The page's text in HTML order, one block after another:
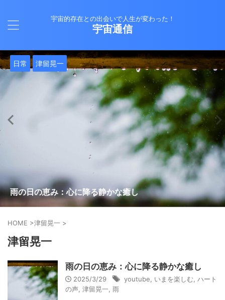
宇宙的存在との出会いで人生が変わった！
宇宙通信
日常 津留晃一
雨の日の恵み：心に降る静かな癒し
バシャール 日常 津留晃一
就職は人生の終着駅じゃない！自分らしい道を見つける方
法
Healy 日常
ヒーリーを買うべきか迷っているあなたへ。実際に使って
みた感想と注意点
バシャール 日常
エネルギーの法則 〜最近どハマりしていました〜
日常
現実を変える
日常
今、ここにいること
Healy 日常 津留晃一
もしかしてだけどHealy（量子波動調整器）のせいなの？
日常
iPad 第10世代買いました
Healy 日常
久し振りにHealy（ヒーリー）量子波動調整器について
日常
大谷さんの通訳、水原さんの解雇に思う
HOME >津留晃一 >
津留晃一
雨の日の恵み：心に降る静かな癒し
2025/3/29 youtube いまを楽しむ ハート
の声 津留晃一 雨